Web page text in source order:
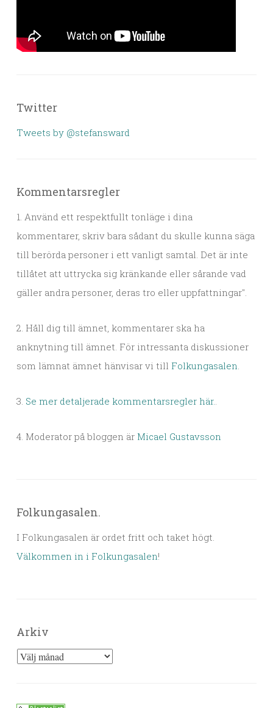
Twitter
Tweets by @stefansward
Kommentarsregler
1. Använd ett respektfullt tonläge i dina
kommentarer, skriv bara sådant du skulle kunna säga
till berörda personer i ett vanligt samtal. Det är inte
tillåtet att uttrycka sig kränkande eller sårande vad
gäller andra personer, deras tro eller uppfattningar".
2. Håll dig till ämnet, kommentarer ska ha
anknytning till ämnet. För intressanta diskussioner
som lämnat ämnet hänvisar vi till Folkungasalen.
3. Se mer detaljerade kommentarsregler här..
4. Moderator på bloggen är Micael Gustavsson
Folkungasalen.
I Folkungasalen är ordet fritt och taket högt.
Välkommen in i Folkungasalen!
Arkiv
Arkiv